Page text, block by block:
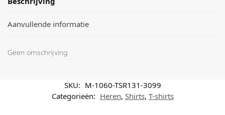
Aanvullende informatie
Geen omschrijving
SKU: M-1060-TSR131-3099
Categorieën: Heren, Shirts, T-shirts